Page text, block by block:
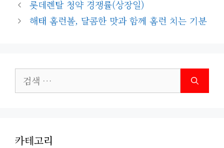
고
리
롯데렌탈 청약 경쟁률(상장일)
해태 홈런볼, 달콤한 맛과 함께 홈런 치는 기분
색:
카테고리